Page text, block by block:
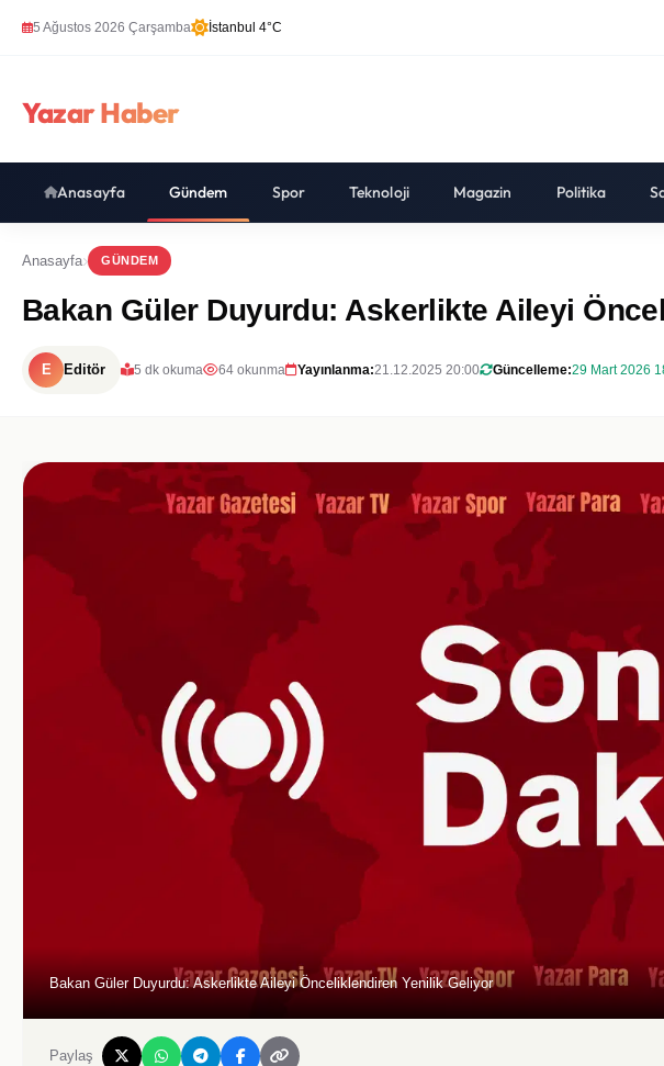
5 Ağustos 2026 Çarşamba İstanbul 4°C
Yazar Haber
Anasayfa Gündem Spor Teknoloji Magazin Politika
Anasayfa GÜNDEM
Bakan Güler Duyurdu: Askerlikte Aileyi
E Editör 5 dk okuma 64 okunma Yayınlanma:21.12.2025 20:00 Güncelleme:29 Mart 2026
Bakan Güler Duyurdu: Askerlikte Aileyi Önceliklendiren Yenilik Geliyor
Paylaş